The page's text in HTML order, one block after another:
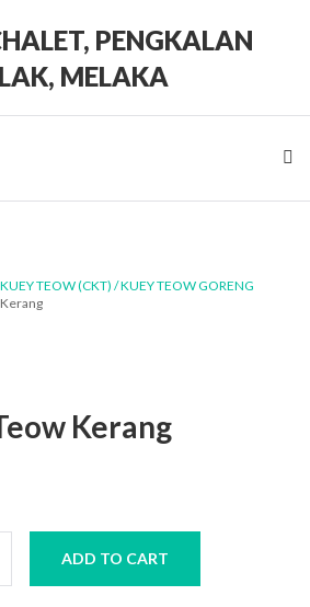
PENGKALAN
MELAKA
TEOW (CKT) / KUEY TEOW GORENG
Kerang
ADD TO CART